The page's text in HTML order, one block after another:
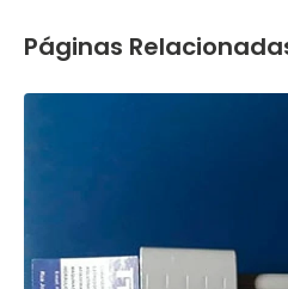
Páginas